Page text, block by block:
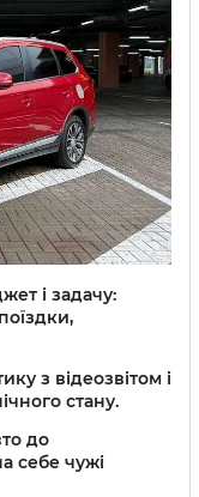
і задачу:
з відеозвітом і
стану.
до
себе чужі